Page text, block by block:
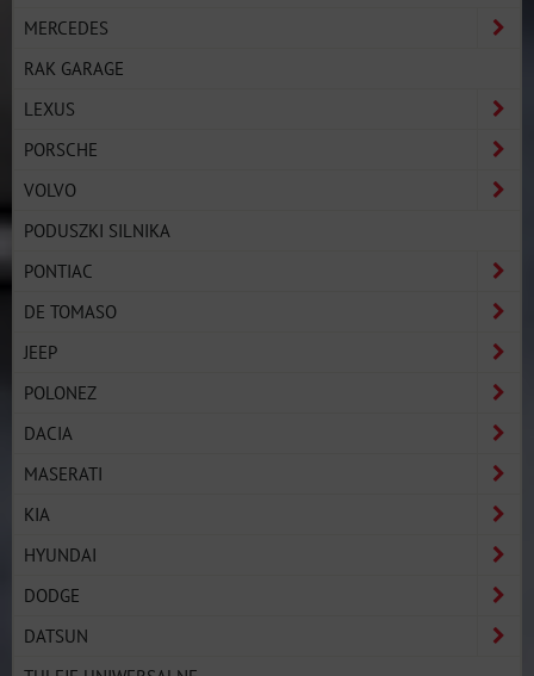
MERCEDES
RAK GARAGE
LEXUS
PORSCHE
VOLVO
PODUSZKI SILNIKA
PONTIAC
DE TOMASO
JEEP
POLONEZ
DACIA
MASERATI
KIA
HYUNDAI
DODGE
DATSUN